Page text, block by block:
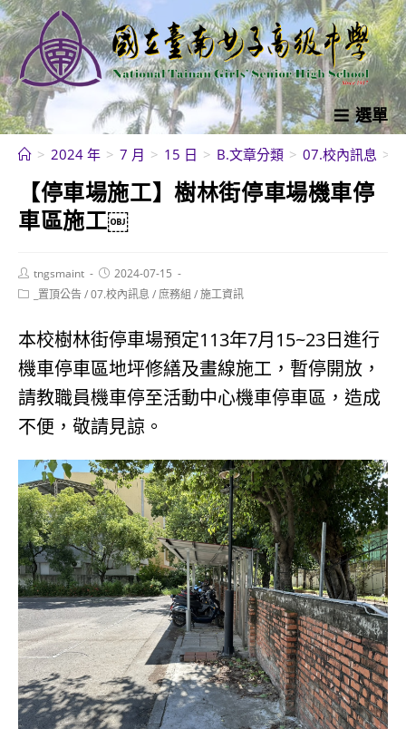
跳
轉
至
主
要
內
選單
> 2024 年 > 7 月 > 15 日 > B.文章分類 > 07.校內訊息 >
【停車場施工】樹林街停車場機車停
車區施工￼
Post
author:
tngsmaint
Post
published:
2024-07-15
Post _置頂公告/07.校內訊息 /庶務組 /施工資訊
本校樹林街停車場預定113年7月15~23日進行
機車停車區地坪修繕及畫線施工，暫停開放，
請教職員機車停至活動中心機車停車區，造成
不便，敬請見諒。